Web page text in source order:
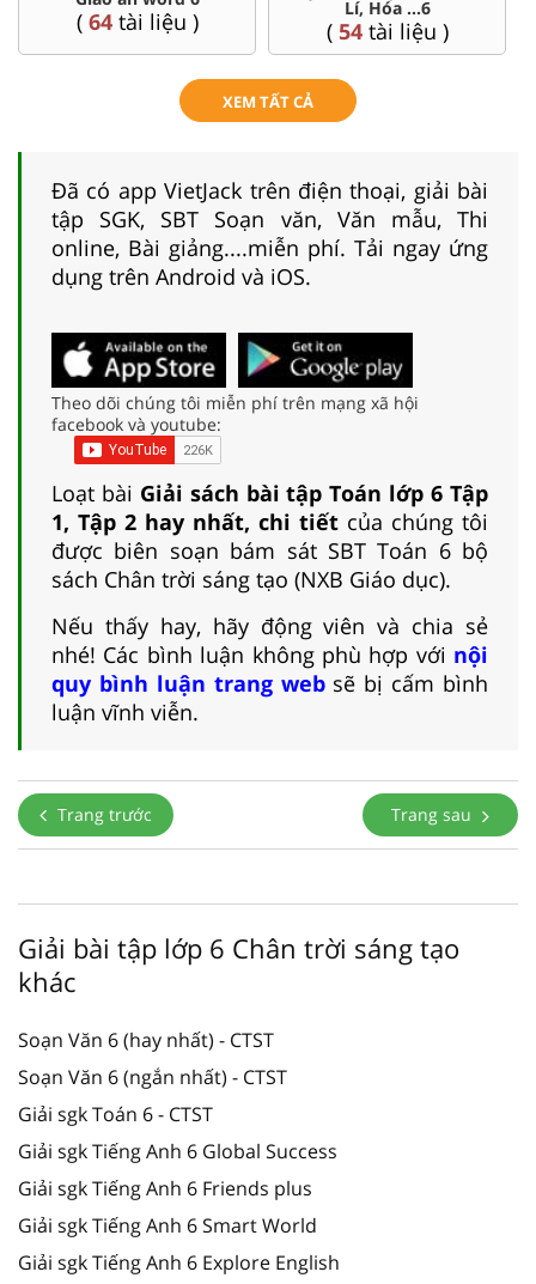
( 64tài liệu ) Lí, Hóa ...6
( 54tài liệu )
XEM TẤT CẢ
Đã có app VietJack trên điện thoại, giải bài
tập SGK, SBT Soạn văn, Văn mẫu, Thi
online, Bài giảng....miễn phí. Tải ngay ứng
dụng trên Android và iOS.
Theo dõi chúng tôi miễn phí trên mạng xã hội
facebook và youtube:
Loạt bài Giải sách bài tập Toán lớp 6 Tập
1, Tập 2 hay nhất, chi tiết của chúng tôi
được biên soạn bám sát SBT Toán 6 bộ
sách Chân trời sáng tạo (NXB Giáo dục).
Nếu thấy hay, hãy động viên và chia sẻ
nhé! Các bình luận không phù hợp với nội
quy bình luận trang websẽ bị cấm bình
luận vĩnh viễn.
Trang trước Trang sau
Giải bài tập lớp 6 Chân trời sáng tạo
khác
Soạn Văn 6 (hay nhất) - CTST
Soạn Văn 6 (ngắn nhất) - CTST
Giải sgk Toán 6 - CTST
Giải sgk Tiếng Anh 6 Global Success
Giải sgk Tiếng Anh 6 Friends plus
Giải sgk Tiếng Anh 6 Smart World
Giải sgk Tiếng Anh 6 Explore English